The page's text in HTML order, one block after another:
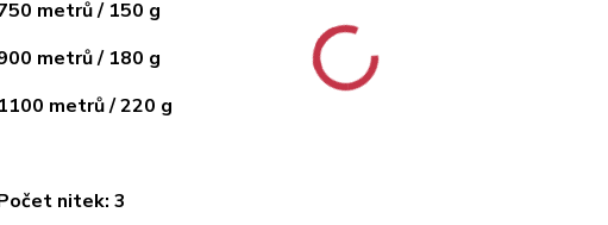
metrů / 150 g
metrů / 180 g
1100 metrů / 220 g
nitek: 3